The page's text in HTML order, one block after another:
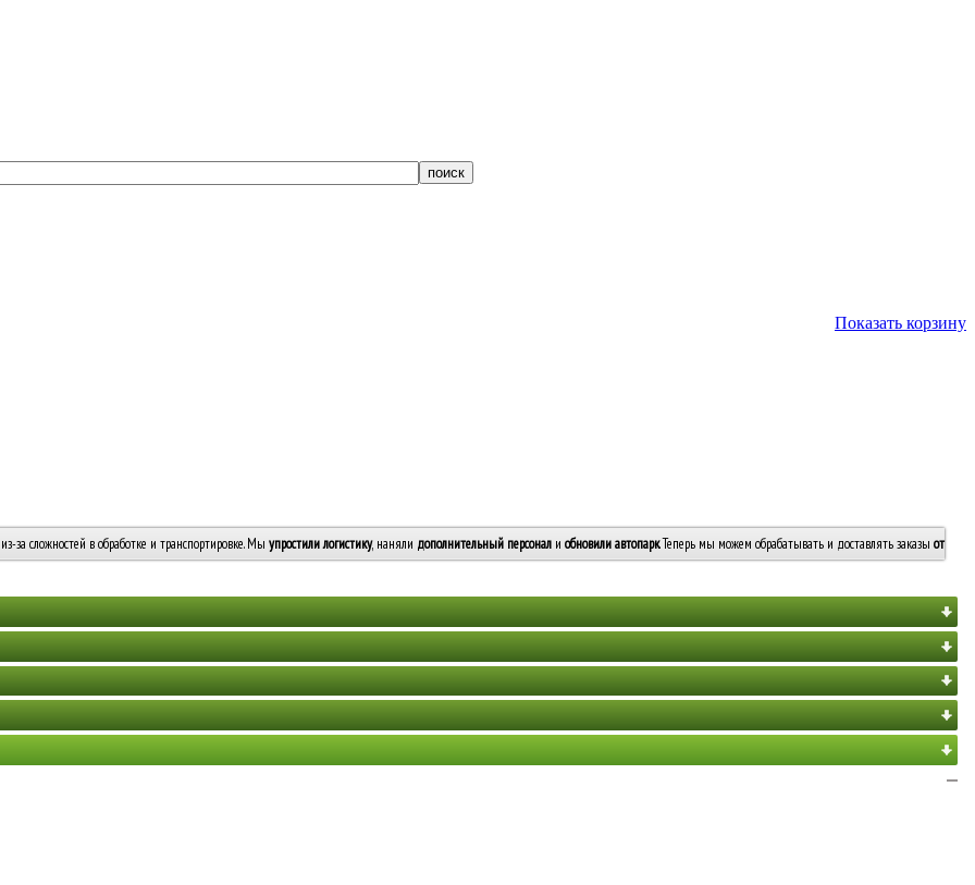
Показать корзину
за сложностей в обработке и транспортировке. Мы упростили логистику, наняли дополнительный персонал и обновили автопарк. Теперь мы можем обрабатывать и доставлять заказы от